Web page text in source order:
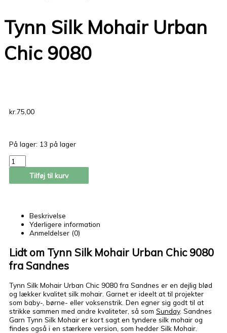
Tynn Silk Mohair Urban
Chic 9080
kr.75,00
På lager: 13 på lager
Silk
Mohair
Urban
Tilføj til kurv
Beskrivelse
Yderligere information
Anmeldelser (0)
Lidt om Tynn Silk Mohair Urban Chic 9080
fra Sandnes
Tynn Silk Mohair Urban Chic 9080 fra Sandnes er en dejlig blød
og lækker kvalitet silk mohair. Garnet er ideelt at til projekter
som baby-, børne- eller voksenstrik. Den egner sig godt til at
strikke sammen med andre kvaliteter, så som Sunday. Sandnes
Garn Tynn Silk Mohair er kort sagt en tyndere silk mohair og
findes også i en stærkere version, som hedder Silk Mohair.